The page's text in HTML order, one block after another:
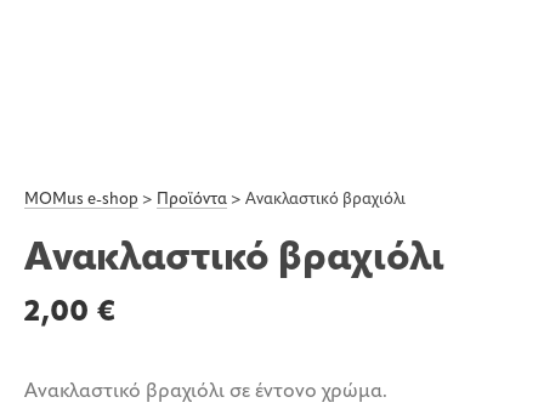
MOMus e-shop > Προϊόντα > Ανακλαστικό βραχιόλι
Ανακλαστικό βραχιόλι
2,00 €
Ανακλαστικό βραχιόλι σε έντονο χρώμα.